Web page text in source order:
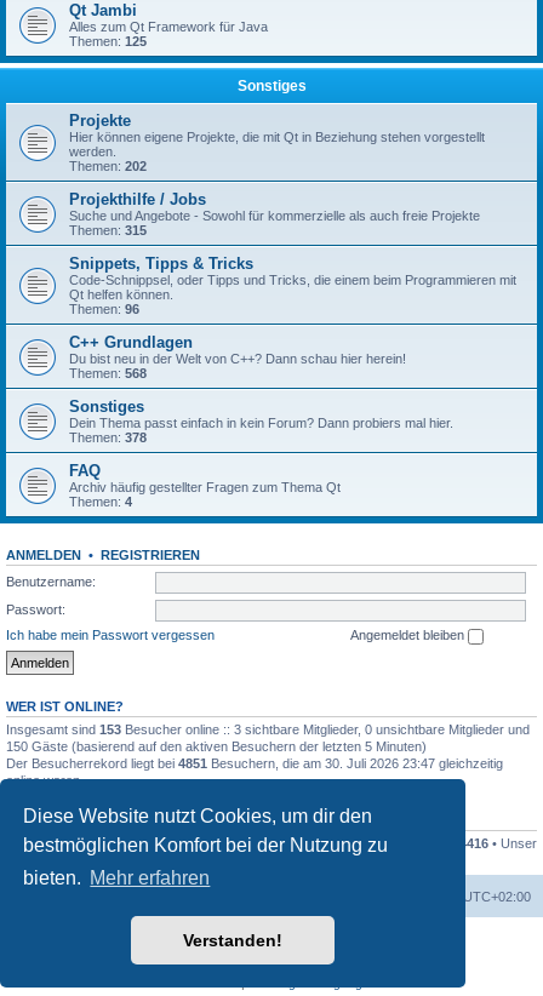
Diese Website nutzt Cookies, um dir den
bestmöglichen Komfort bei der Nutzung zu
bieten. Mehr erfahren
Verstanden!
Qt Jambi
Alles zum Qt Framework für Java
Themen: 125
Sonstiges
Projekte
Hier können eigene Projekte, die mit Qt in Beziehung stehen vorgestellt
werden.
Themen: 202
Projekthilfe / Jobs
Suche und Angebote - Sowohl für kommerzielle als auch freie Projekte
Themen: 315
Snippets, Tipps & Tricks
Code-Schnippsel, oder Tipps und Tricks, die einem beim Programmieren mit
Qt helfen können.
Themen: 96
C++ Grundlagen
Du bist neu in der Welt von C++? Dann schau hier herein!
Themen: 568
Sonstiges
Dein Thema passt einfach in kein Forum? Dann probiers mal hier.
Themen: 378
FAQ
Archiv häufig gestellter Fragen zum Thema Qt
Themen: 4
ANMELDEN • REGISTRIEREN
Benutzername:
Passwort:
Ich habe mein Passwort vergessen
Angemeldet bleiben
WER IST ONLINE?
Insgesamt sind 153 Besucher online :: 3 sichtbare Mitglieder, 0 unsichtbare Mitglieder und
150 Gäste (basierend auf den aktiven Besuchern der letzten 5 Minuten)
Der Besucherrekord liegt bei 4851 Besuchern, die am 30. Juli 2026 23:47 gleichzeitig
online waren.
STATISTIK
Beiträge insgesamt79994• Themen insgesamt 16682• Mitglieder insgesamt 4416 • Unser
neuestes Mitglied:
UTC+02:00
Powered byphpBB® Forum Software © phpBB Limited
phpBB.de